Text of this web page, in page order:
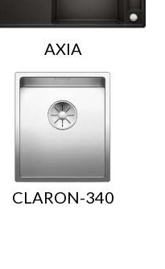
AXIA
CLARON-340